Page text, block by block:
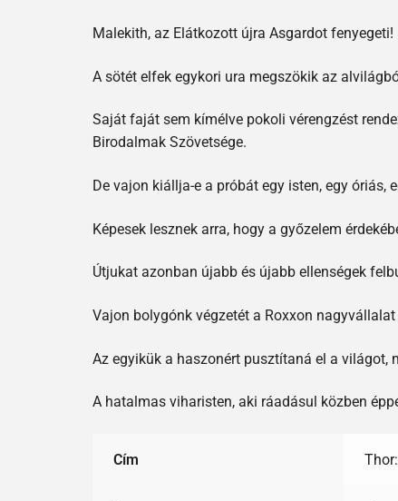
Malekith, az Elátkozott újra Asgardot fenyegeti!
A sötét elfek egykori ura megszökik az
Saját faját sem kímélve pokoli vérengzést
Birodalmak Szövetsége.
De vajon kiállja-e a próbát egy isten, egy óriás,
Képesek lesznek arra, hogy a győzelem
Útjukat azonban újabb és újabb ellenségek
Vajon bolygónk végzetét a Roxxon
Az egyikük a haszonért pusztítaná el a világot,
A hatalmas viharisten, aki ráadásul közben
Cím